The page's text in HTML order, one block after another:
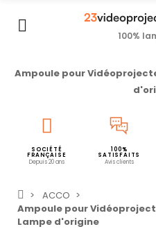
100%
Ampoule pour
SOCIÉTÉ
FRANÇAISE
Depuis 20 ans
100%
SATISFAITS
Avis clients
ACCO
Ampoule pour
Lampe d'origine